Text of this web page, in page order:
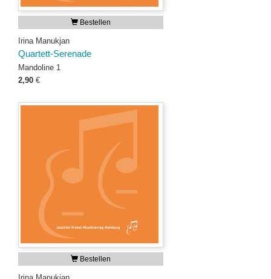
Bestellen
Irina Manukjan
Quartett-Serenade
Mandoline 1
2,90 €
Bestellen